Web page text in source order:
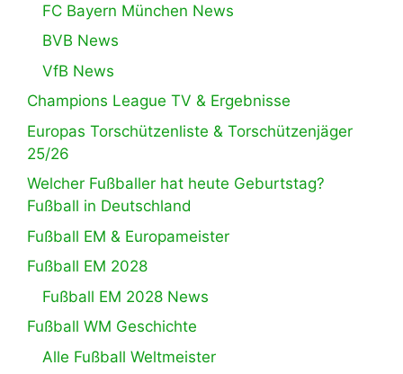
FC Bayern München News
BVB News
VfB News
Champions League TV & Ergebnisse
Europas Torschützenliste & Torschützenjäger
25/26
Welcher Fußballer hat heute Geburtstag?
Fußball in Deutschland
Fußball EM & Europameister
Fußball EM 2028
Fußball EM 2028 News
Fußball WM Geschichte
Alle Fußball Weltmeister